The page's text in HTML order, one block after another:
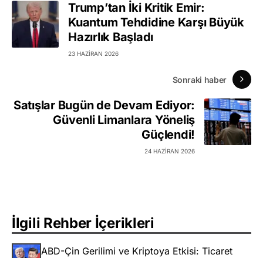
Trump’tan İki Kritik Emir:
Kuantum Tehdidine Karşı Büyük
Hazırlık Başladı
23 HAZIRAN 2026
Sonraki haber
Satışlar Bugün de Devam Ediyor:
Güvenli Limanlara Yöneliş
Güçlendi!
24 HAZIRAN 2026
İlgili Rehber İçerikleri
ABD-Çin Gerilimi ve Kriptoya Etkisi: Ticaret